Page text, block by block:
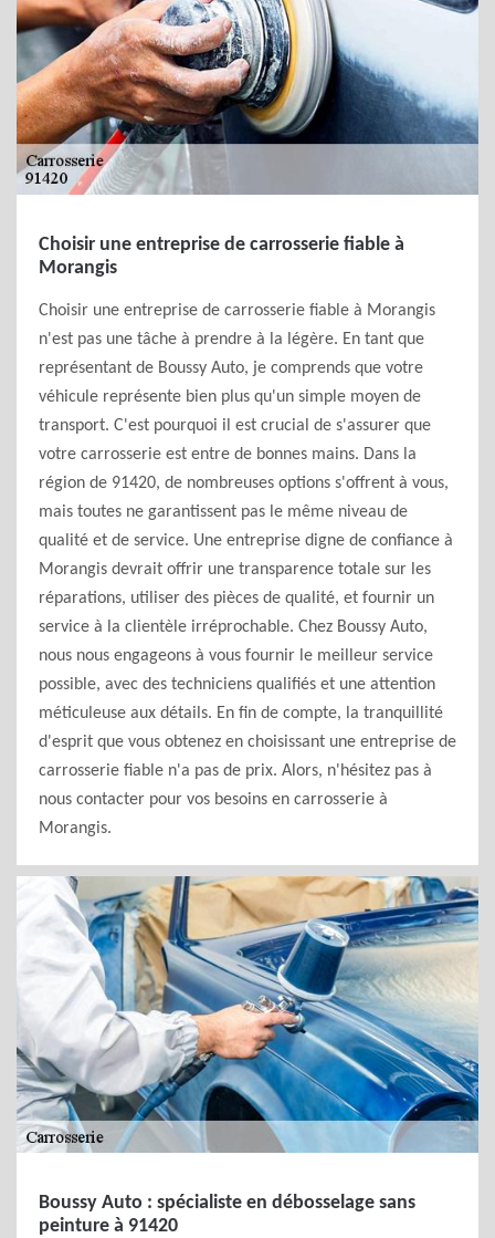
Choisir une entreprise de carrosserie fiable à
Morangis
Choisir une entreprise de carrosserie fiable à Morangis
n'est pas une tâche à prendre à la légère. En tant que
représentant de Boussy Auto, je comprends que votre
véhicule représente bien plus qu'un simple moyen de
transport. C'est pourquoi il est crucial de s'assurer que
votre carrosserie est entre de bonnes mains. Dans la
région de 91420, de nombreuses options s'offrent à vous,
mais toutes ne garantissent pas le même niveau de
qualité et de service. Une entreprise digne de confiance à
Morangis devrait offrir une transparence totale sur les
réparations, utiliser des pièces de qualité, et fournir un
service à la clientèle irréprochable. Chez Boussy Auto,
nous nous engageons à vous fournir le meilleur service
possible, avec des techniciens qualifiés et une attention
méticuleuse aux détails. En fin de compte, la tranquillité
d'esprit que vous obtenez en choisissant une entreprise de
carrosserie fiable n'a pas de prix. Alors, n'hésitez pas à
nous contacter pour vos besoins en carrosserie à
Morangis.
Boussy Auto : spécialiste en débosselage sans
peinture à 91420